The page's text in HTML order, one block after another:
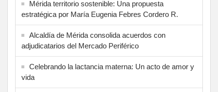
Mérida territorio sostenible: Una propuesta
estratégica por María Eugenia Febres Cordero R.
Alcaldía de Mérida consolida acuerdos con
adjudicatarios del Mercado Periférico
Celebrando la lactancia materna: Un acto de amor y
vida